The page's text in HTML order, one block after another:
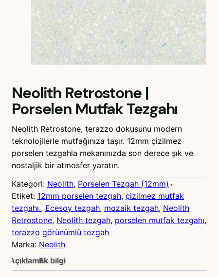
Neolith Retrostone |
Porselen Mutfak Tezgahı
Neolith Retrostone, terazzo dokusunu modern
teknolojilerle mutfağınıza taşır. 12mm çizilmez
porselen tezgahla mekanınızda son derece şık ve
nostaljik bir atmosfer yaratın.
Kategori: Neolith, Porselen Tezgah (12mm)
Etiket: 12mm porselen tezgah, çizilmez mutfak
tezgahı., Ecesoy tezgah, mozaik tezgah, Neolith
Retrostone, Neolith tezgah, porselen mutfak tezgahı
terazzo görünümlü tezgah
Marka: Neolith
AçıklamaEk bilgi